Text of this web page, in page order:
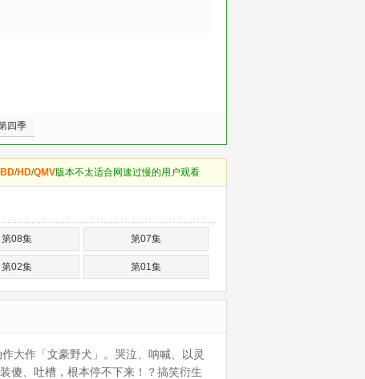
四季
BD/HD/QMV版本不太适合网速过慢的用户观看
第08集 第07集
第02集 第01集
大作「文豪野犬」。哭泣、呐喊、以灵
傻、吐槽，根本停不下来！？搞笑衍生